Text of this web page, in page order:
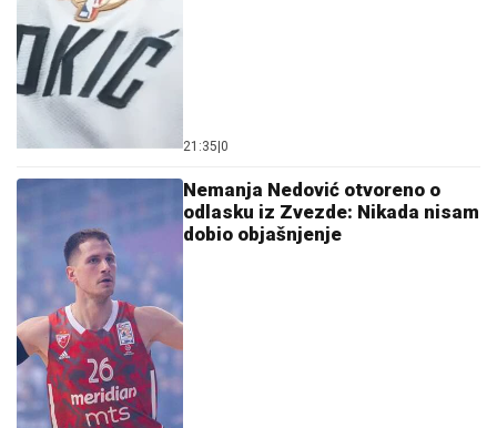
21:35 0
Nemanja Nedović otvoreno o
odlasku iz Zvezde: Nikada nisam
dobio objašnjenje